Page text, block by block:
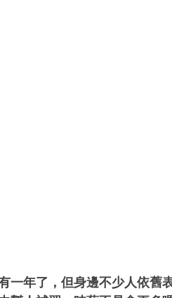
一年了，但身邊不少人依舊